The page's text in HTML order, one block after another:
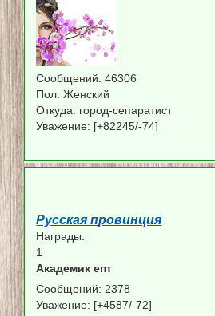
Сообщений: 46306
Пол: Женский
Откуда: город-сепаратист
Уважение: [+82245/-74]
Русская провинция
Награды:
1
Академик епт
Сообщений: 2378
Уважение: [+4587/-72]